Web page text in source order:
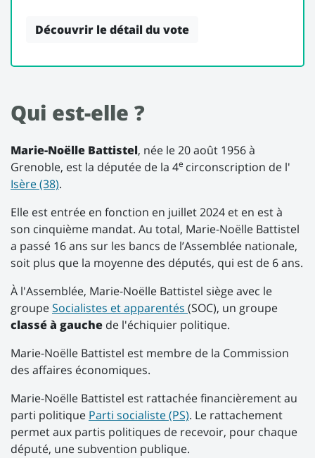
Découvrir le détail du vote
Qui est-elle ?
Marie-Noëlle Battistel, née le 20 août 1956 à
Grenoble, est la députée de la 4e circonscription de l'
Isère (38).
Elle est entrée en fonction en juillet 2024 et en est à
son cinquième mandat. Au total, Marie-Noëlle Battistel
a passé 16 ans sur les bancs de l’Assemblée nationale,
soit plus que la moyenne des députés, qui est de 6 ans.
À l'Assemblée, Marie-Noëlle Battistel siège avec le
groupeSocialistes et apparentés (SOC), un groupe
classé à gauche de l'échiquier politique.
Marie-Noëlle Battistel est membre de la Commission
des affaires économiques.
Marie-Noëlle Battistel est rattachée financièrement au
parti politique Parti socialiste (PS). Le rattachement
permet aux partis politiques de recevoir, pour chaque
député, une subvention publique.